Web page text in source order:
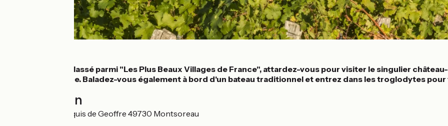
Dans ce village classé parmi "Les Plus Beaux Villages de France", attardez-vous pour visiter le singulier
style Renaissance. Baladez-vous également à bord d'un bateau traditionnel et entrez dans les troglodytes
Localisation
3 Passage du Marquis de Geoffre 49730 Montsoreau